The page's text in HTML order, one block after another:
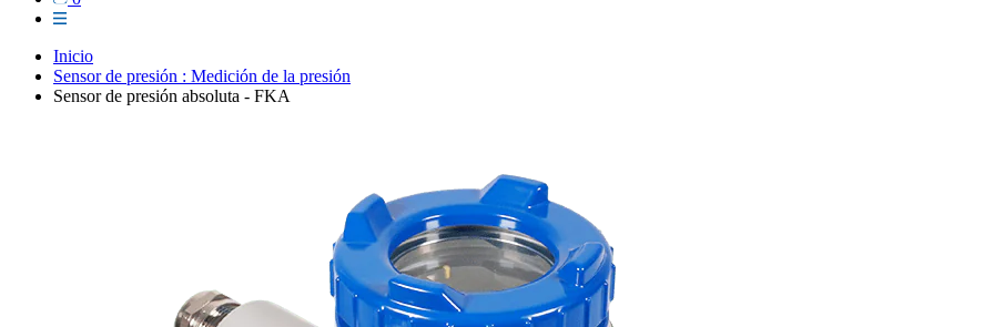
Inicio
Sensor de presión : Medición de la presión
Sensor de presión absoluta - FKA